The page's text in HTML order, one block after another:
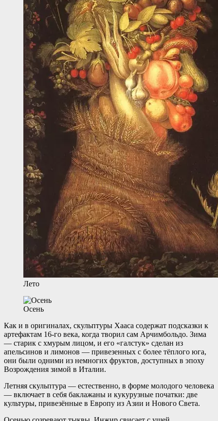
Лето
Осень
Как и в оригиналах, скульптуры Хааса содержат подсказки к
артефактам 16-го века, когда творил сам Арчимбольдо. Зима
— старик с хмурым лицом, и его «галстук» сделан из
апельсинов и лимонов — привезенных с более тёплого юга,
они были одними из немногих фруктов, доступных в эпоху
Возрождения зимой в Италии.
Летняя скульптура — естественно, в форме молодого человека
— включает в себя баклажаны и кукурузные початки: две
культуры, привезённые в Европу из Азии и Нового Света.